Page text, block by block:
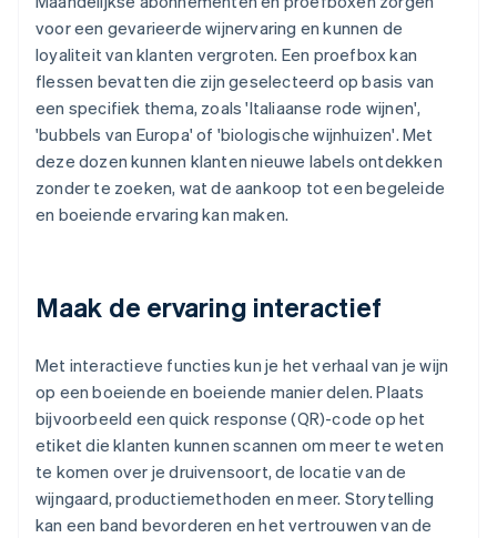
voor een gevarieerde wijnervaring en kunnen de
loyaliteit van klanten vergroten. Een proefbox kan
flessen bevatten die zijn geselecteerd op basis van
een specifiek thema, zoals 'Italiaanse rode wijnen',
'bubbels van Europa' of 'biologische wijnhuizen'. Met
deze dozen kunnen klanten nieuwe labels ontdekken
zonder te zoeken, wat de aankoop tot een begeleide
en boeiende ervaring kan maken.
Maak de ervaring interactief
Met interactieve functies kun je het verhaal van je wijn
op een boeiende en boeiende manier delen. Plaats
bijvoorbeeld een quick response (QR)-code op het
etiket die klanten kunnen scannen om meer te weten
te komen over je druivensoort, de locatie van de
wijngaard, productiemethoden en meer. Storytelling
kan een band bevorderen en het vertrouwen van de